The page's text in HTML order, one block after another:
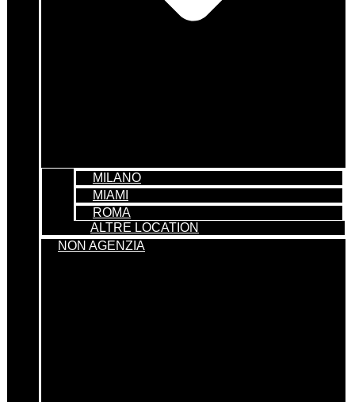
MILANO
MIAMI
ROMA
ALTRE LOCATION
NON AGENZIA